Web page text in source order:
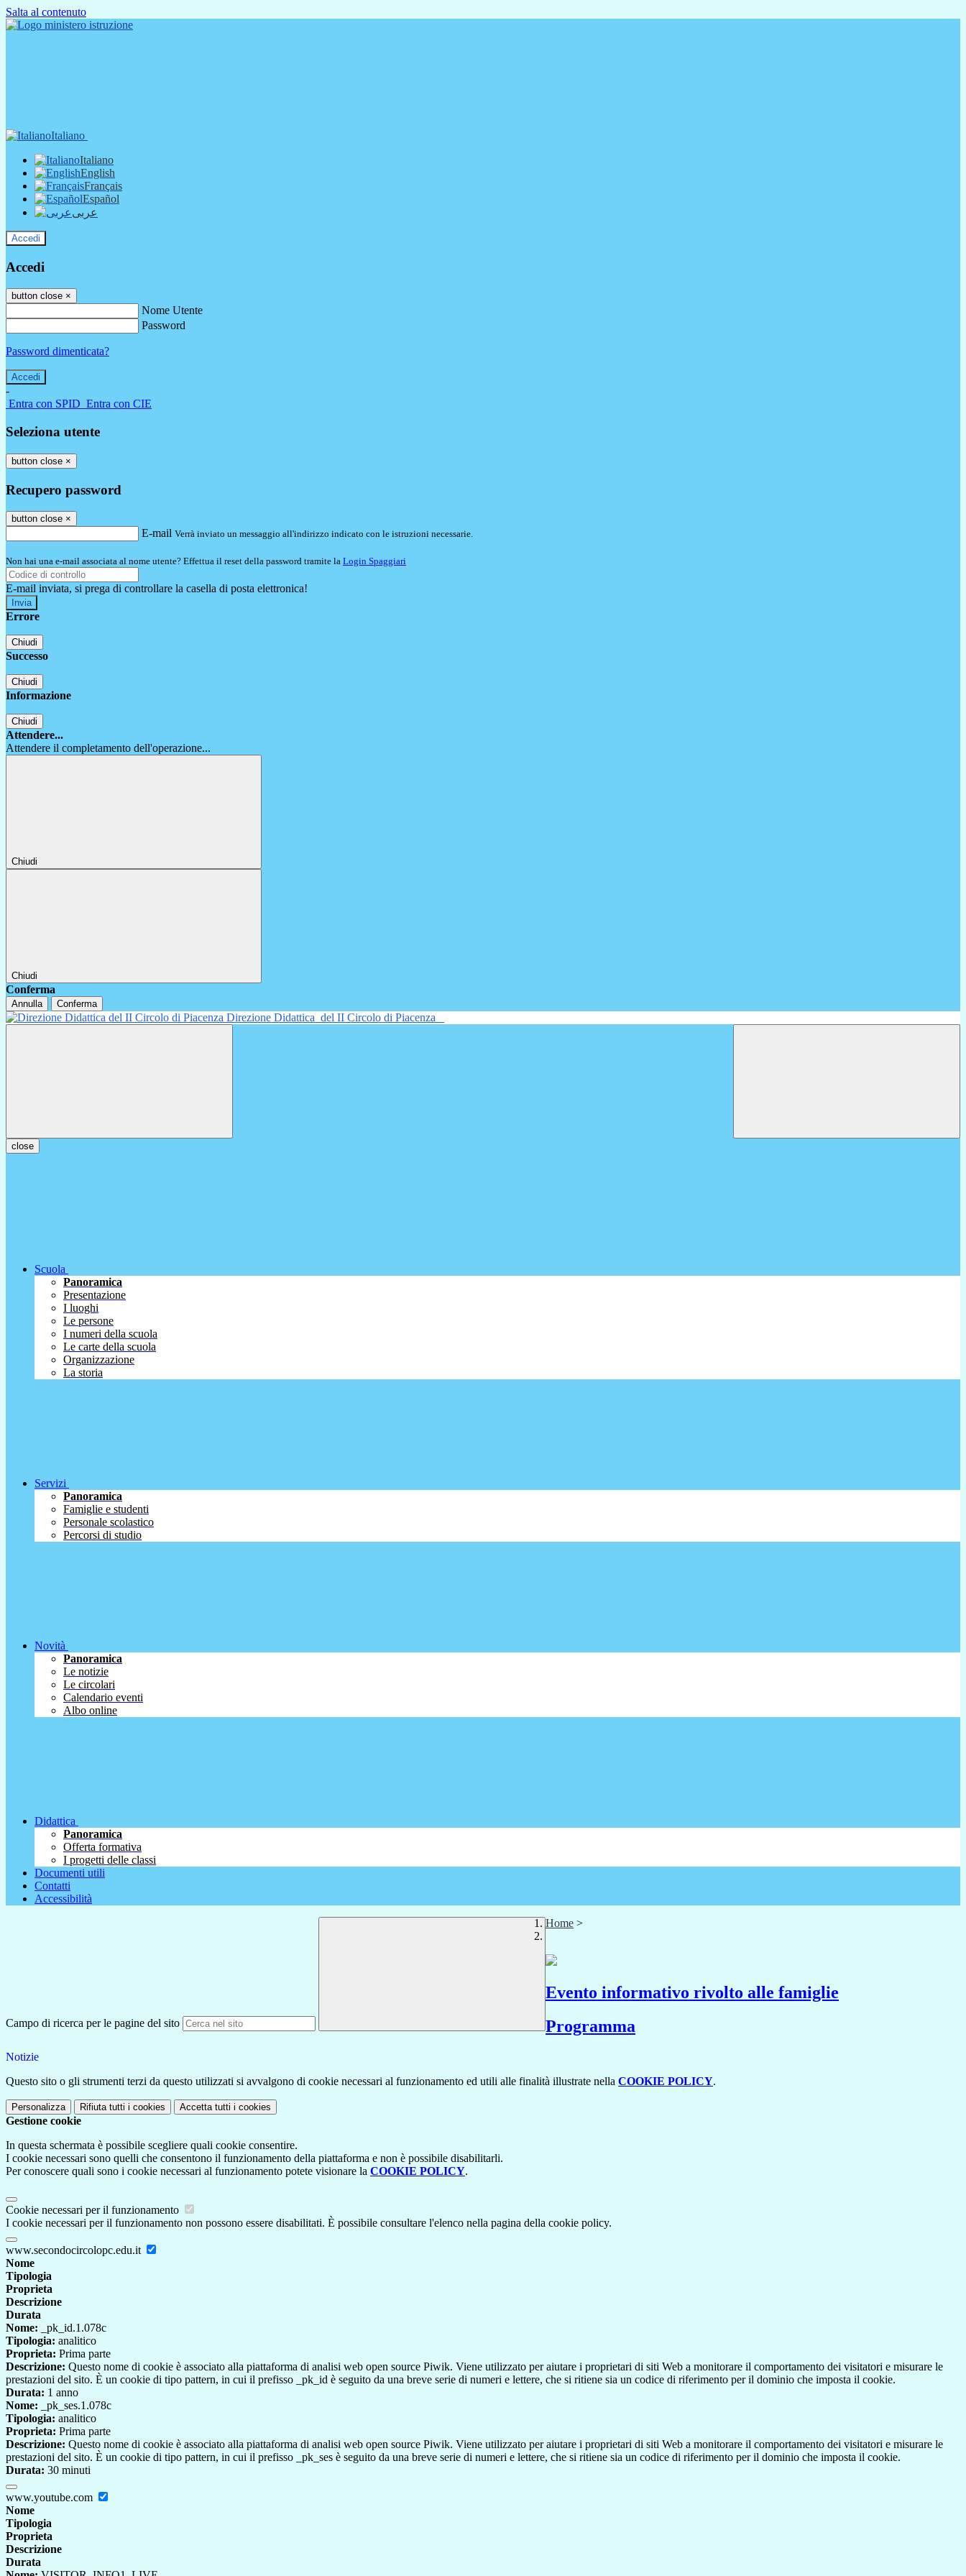
Salta al contenuto
Italiano
Italiano
English
Français
Español
عربى
Accedi
Accedi
button close ×
Nome Utente
Password
Password dimenticata?
-
Entra con SPID Entra con CIE
Seleziona utente
button close ×
Recupero password
button close ×
E-mail Verrà inviato un messaggio all'indirizzo indicato con le istruzioni necessarie.
Non hai una e-mail associata al nome utente? Effettua il reset della password tramite la Login Spaggiari
E-mail inviata, si prega di controllare la casella di posta elettronica!
Errore
Chiudi
Successo
Chiudi
Informazione
Chiudi
Attendere...
Attendere il completamento dell'operazione...
Chiudi
Chiudi
Conferma
Annulla Conferma
Direzione Didattica del II Circolo di Piacenza
close
Scuola
Panoramica
Presentazione
I luoghi
Le persone
I numeri della scuola
Le carte della scuola
Organizzazione
La storia
Servizi
Panoramica
Famiglie e studenti
Personale scolastico
Percorsi di studio
Novità
Panoramica
Le notizie
Le circolari
Calendario eventi
Albo online
Didattica
Panoramica
Offerta formativa
I progetti delle classi
Documenti utili
Contatti
Accessibilità
Campo di ricerca per le pagine del sito
Home >
Evento informativo rivolto alle famiglie
Programma
Notizie
Questo sito o gli strumenti terzi da questo utilizzati si avvalgono di cookie necessari al funzionamento ed utili alle finalità illustrate nella COOKIE POLICY.
Personalizza Rifiuta tutti i cookies Accetta tutti i cookies
Gestione cookie
In questa schermata è possibile scegliere quali cookie consentire.
I cookie necessari sono quelli che consentono il funzionamento della piattaforma e non è possibile disabilitarli.
Per conoscere quali sono i cookie necessari al funzionamento potete visionare la COOKIE POLICY.
Cookie necessari per il funzionamento
I cookie necessari per il funzionamento non possono essere disabilitati. È possibile consultare l'elenco nella pagina della cookie policy.
www.secondocircolopc.edu.it
Nome
Tipologia
Proprieta
Descrizione
Durata
Nome: _pk_id.1.078c
Tipologia: analitico
Proprieta: Prima parte
Descrizione: Questo nome di cookie è associato alla piattaforma di analisi web open source Piwik. Viene utilizzato per aiutare i proprietari di siti Web a monitorare il comportamento dei visitatori e misurare le
prestazioni del sito. È un cookie di tipo pattern, in cui il prefisso _pk_id è seguito da una breve serie di numeri e lettere, che si ritiene sia un codice di riferimento per il dominio che imposta il cookie.
Durata: 1 anno
Nome: _pk_ses.1.078c
Tipologia: analitico
Proprieta: Prima parte
Descrizione: Questo nome di cookie è associato alla piattaforma di analisi web open source Piwik. Viene utilizzato per aiutare i proprietari di siti Web a monitorare il comportamento dei visitatori e misurare le
prestazioni del sito. È un cookie di tipo pattern, in cui il prefisso _pk_ses è seguito da una breve serie di numeri e lettere, che si ritiene sia un codice di riferimento per il dominio che imposta il cookie.
Durata: 30 minuti
www.youtube.com
Nome
Tipologia
Proprieta
Descrizione
Durata